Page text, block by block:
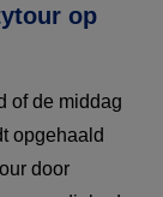
op
of de middag
opgehaald
door